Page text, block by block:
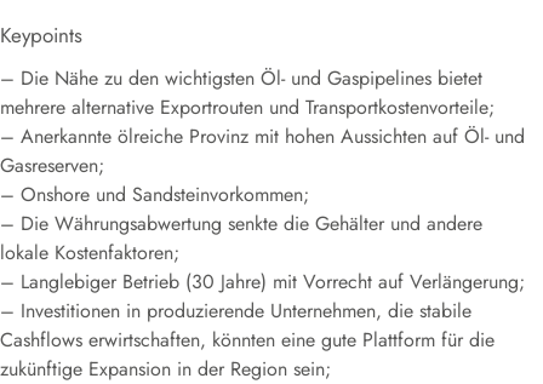
Keypoints
– Die Nähe zu den wichtigsten Öl- und Gaspipelines bietet
mehrere alternative Exportrouten und Transportkostenvorteile;
– Anerkannte ölreiche Provinz mit hohen Aussichten auf Öl- und
Gasreserven;
– Onshore und Sandsteinvorkommen;
– Die Währungsabwertung senkte die Gehälter und andere
lokale Kostenfaktoren;
– Langlebiger Betrieb (30 Jahre) mit Vorrecht auf Verlängerung;
– Investitionen in produzierende Unternehmen, die stabile
Cashflows erwirtschaften, könnten eine gute Plattform für die
zukünftige Expansion in der Region sein;